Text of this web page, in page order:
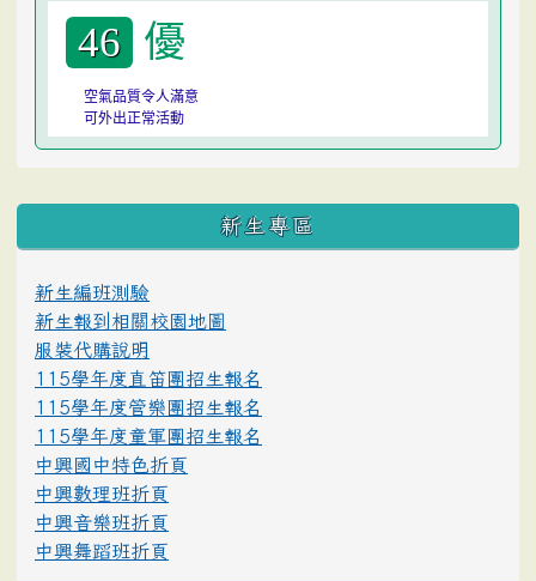
46 優
空氣品質令人滿意
可外出正常活動
:::
新生專區
新生編班測驗
新生報到相關校園地圖
服裝代購說明
115學年度直笛團招生報名
115學年度管樂團招生報名
115學年度童軍團招生報名
中興國中特色折頁
中興數理班折頁
中興音樂班折頁
中興舞蹈班折頁